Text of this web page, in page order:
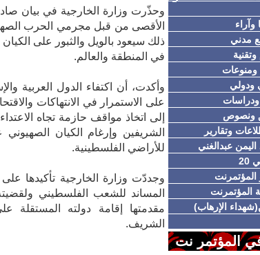
وآراء
مدني
ومنوعات
ودولي
ونصوص
وتقارير
عبدالغني
المؤتمرنت
المؤتمرنت
الإرهاب)
المؤتمر نت
وحذّرت وزارة الخارجية في بيان
الأقصى من قبل مجرمي الحرب
ذلك سيعود بالويل والثبور على
في المنطقة والعالم.
وأكدت، أن اكتفاء الدول العربية
على الاستمرار في الانتهاكات
إلى اتخاذ مواقف حازمة تجاه
الشريفين وإرغام الكيان
للأراضي الفلسطينية.
وجددّت وزارة الخارجية تأكيدها على
المساند للشعب الفلسطيني
مقدمتها إقامة دولته المستقلة
الشريف.